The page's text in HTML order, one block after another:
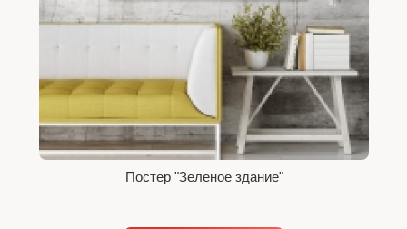
Постер "Зеленое здание"